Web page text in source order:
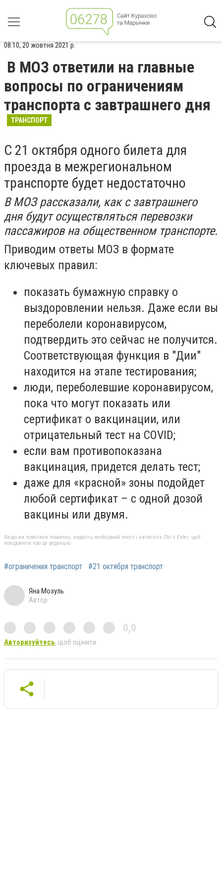
08:10, 20 жовтня 2021 р.
В МОЗ ответили на главные
вопросы по ограничениям
транспорта с завтрашнего дня
ТРАНСПОРТ
С 21 октября одного билета для
проезда в межрегиональном
транспорте будет недостаточно
В МОЗ рассказали, как с завтрашнего
дня будут осуществляться перевозки
пассажиров на общественном транспорте.
Приводим ответы МОЗ в формате
ключевых правил:
показать бумажную справку о
выздоровлении нельзя. Даже если вы
переболели коронавирусом,
подтвердить это сейчас не получится.
Соответствующая функция в "Дии"
находится на этапе тестирования;
люди, переболевшие коронавирусом,
пока что могут показать или
сертификат о вакцинации, или
отрицательный тест на COVID;
если вам противопоказана
вакцинация, придется делать тест;
даже для «красной» зоны подойдет
любой сертификат – с одной дозой
вакцины или двумя.
Якщо ви помітили помилку, виділіть необхідний текст і натисніть Ctrl + Enter, щоб
повідомити про це редакцію
#ограничения транспорт #21 октября транспорт
Яна Мозуль
Автор
0,0
Авторизуйтесь, щоб оцінити